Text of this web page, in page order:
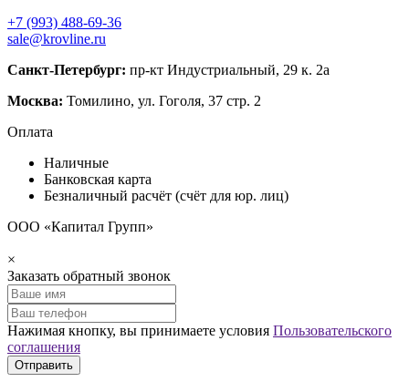
+7 (993) 488-69-36
sale@krovline.ru
Санкт-Петербург: пр-кт Индустриальный, 29 к. 2а
Москва: Томилино, ул. Гоголя, 37 стр. 2
Оплата
Наличные
Банковская карта
Безналичный расчёт (счёт для юр. лиц)
ООО «Капитал Групп»
×
Заказать обратный звонок
Нажимая кнопку, вы принимаете условия Пользовательского
соглашения